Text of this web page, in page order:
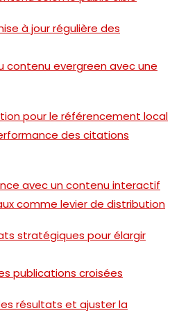
à jour régulière des
contenu evergreen avec une
pour le référencement local
des citations
avec un contenu interactif
comme levier de distribution
stratégiques pour élargir
publications croisées
résultats et ajuster la